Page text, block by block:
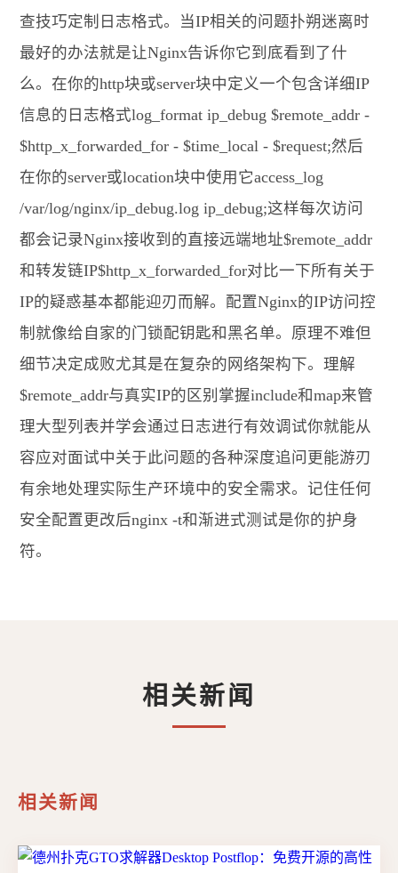
查技巧定制日志格式。当IP相关的问题扑朔迷离时
最好的办法就是让Nginx告诉你它到底看到了什
么。在你的http块或server块中定义一个包含详细IP
信息的日志格式log_format ip_debug $remote_addr -
$http_x_forwarded_for - $time_local - $request;然后
在你的server或location块中使用它access_log
/var/log/nginx/ip_debug.log ip_debug;这样每次访问
都会记录Nginx接收到的直接远端地址$remote_addr
和转发链IP$http_x_forwarded_for对比一下所有关于
IP的疑惑基本都能迎刃而解。配置Nginx的IP访问控
制就像给自家的门锁配钥匙和黑名单。原理不难但
细节决定成败尤其是在复杂的网络架构下。理解
$remote_addr与真实IP的区别掌握include和map来管
理大型列表并学会通过日志进行有效调试你就能从
容应对面试中关于此问题的各种深度追问更能游刃
有余地处理实际生产环境中的安全需求。记住任何
安全配置更改后nginx -t和渐进式测试是你的护身
符。
相关新闻
相关新闻